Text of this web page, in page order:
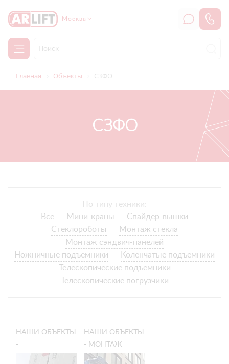
Москва
Главная Объекты СЗФО
СЗФО
По типу техники:
Все
Мини-краны
Спайдер-вышки
Стеклороботы
Монтаж стекла
Монтаж сэндвич-панелей
Ножничные подъемники
Коленчатые подъемники
Телескопические подъемники
Телескопические погрузчики
НАШИ ОБЪЕКТЫ
-
ВЕРТИКАЛЬНЫЙ
НАШИ ОБЪЕКТЫ
- МОНТАЖ
БРОНИРОВАННОГО